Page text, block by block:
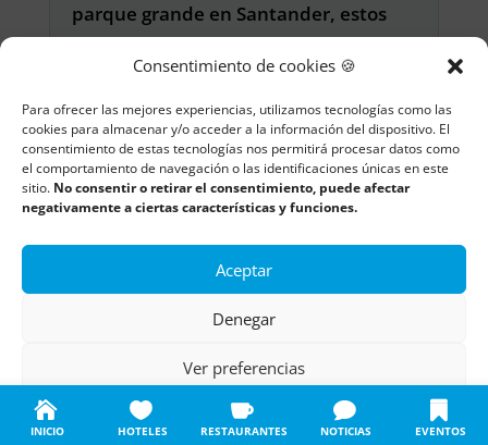
Consentimiento de cookies 🍪
Para ofrecer las mejores experiencias, utilizamos tecnologías como las
cookies para almacenar y/o acceder a la información del dispositivo. El
consentimiento de estas tecnologías nos permitirá procesar datos como
el comportamiento de navegación o las identificaciones únicas en este
sitio. No consentir o retirar el consentimiento, puede afectar
negativamente a ciertas características y funciones.
Aceptar
Denegar
Ver preferencias
Política de cookies Política de privacidad Aviso legal
INICIO HOTELES RESTAURANTES NOTICIAS EVENTOS
parque grande en Santander, estos
considerar.
¿Hay parques en
Santander con zonas
para hacer picnic?
¡Por supuesto! En Santander
encontrarás varios parques con zonas
especialmente habilitadas para hacer
picnic. Aquí te menciono algunos de